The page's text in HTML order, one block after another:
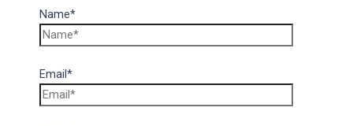
Name*
Email*